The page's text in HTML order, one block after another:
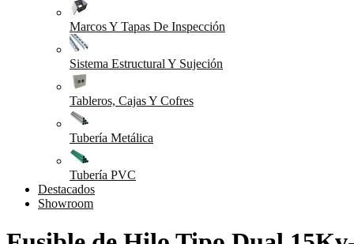
Marcos Y Tapas De Inspección
Sistema Estructural Y Sujeción
Tableros, Cajas Y Cofres
Tubería Metálica
Tubería PVC
Destacados
Showroom